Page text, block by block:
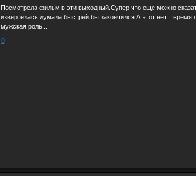
Посмотрела фильм в эти выходный.Супер,что еще можно
извертелась,думала быстрей бы закончился.А этот
мужская роль...
0